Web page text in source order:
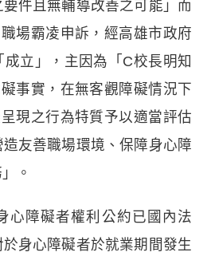
件且無輔導改善之可能」而
場霸凌申訴，經高雄市政府
立」，主因為「C校長明知
事實，在無客觀障礙情況下
現之行為特質予以適當評估
友善職場環境、保障身心障
。
心障礙者權利公約已國內法
身心障礙者於就業期間發生